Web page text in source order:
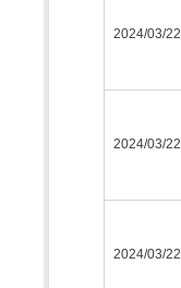
2024/03/22
2024/03/22
2024/03/22